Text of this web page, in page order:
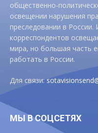
общественно-
освещении нарушения
преследовании в России.
корреспондентов
мира, но большая часть
работать в России.
Для связи:
МЫ В СОЦСЕТЯХ